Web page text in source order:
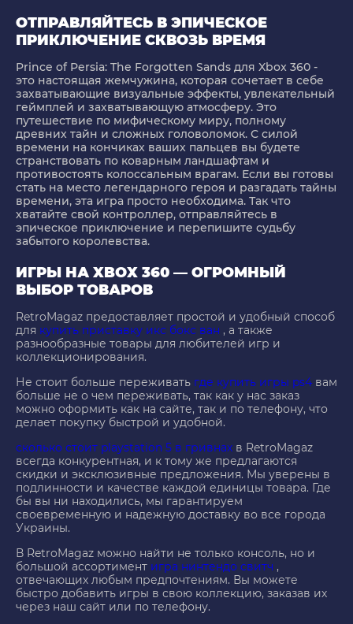
ОТПРАВЛЯЙТЕСЬ В ЭПИЧЕСКОЕ
ПРИКЛЮЧЕНИЕ СКВОЗЬ ВРЕМЯ
Prince of Persia: The Forgotten Sands для Xbox 360 -
это настоящая жемчужина, которая сочетает в себе
захватывающие визуальные эффекты, увлекательный
геймплей и захватывающую атмосферу. Это
путешествие по мифическому миру, полному
древних тайн и сложных головоломок. С силой
времени на кончиках ваших пальцев вы будете
странствовать по коварным ландшафтам и
противостоять колоссальным врагам. Если вы готовы
стать на место легендарного героя и разгадать тайны
времени, эта игра просто необходима. Так что
хватайте свой контроллер, отправляйтесь в
эпическое приключение и перепишите судьбу
забытого королевства.
ИГРЫ НА XBOX 360 — ОГРОМНЫЙ
ВЫБОР ТОВАРОВ
RetroMagaz предоставляет простой и удобный способ
для купить приставку икс бокс ван , а также
разнообразные товары для любителей игр и
коллекционирования.
Не стоит больше переживать где купить игры ps4 вам
больше не о чем переживать, так как у нас заказ
можно оформить как на сайте, так и по телефону, что
делает покупку быстрой и удобной.
сколько стоит playstation 5 в гривнах в RetroMagaz
всегда конкурентная, и к тому же предлагаются
скидки и эксклюзивные предложения. Мы уверены в
подлинности и качестве каждой единицы товара. Где
бы вы ни находились, мы гарантируем
своевременную и надежную доставку во все города
Украины.
В RetroMagaz можно найти не только консоль, но и
большой ассортимент игра нинтендо свитч ,
отвечающих любым предпочтениям. Вы можете
быстро добавить игры в свою коллекцию, заказав их
через наш сайт или по телефону.